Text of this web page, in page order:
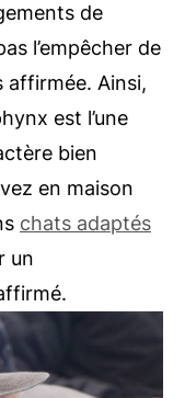
de
l’empêcher de
affirmée. Ainsi,
est l’une
bien
en maison
chats adaptés
un